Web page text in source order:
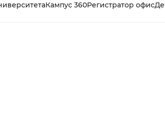
Кампус 360Регистратор офис